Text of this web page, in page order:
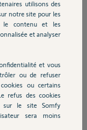
discussion
pas aux bornes
utilisons des
notre site pour les
le contenu et les
et analyser
et vous
ou de refuser
ou certains
refus des cookies
sur le site Somfy
sera moins